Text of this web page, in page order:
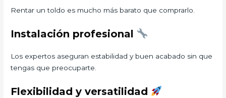
Rentar un toldo es mucho más barato que comprarlo.
Instalación profesional
Los expertos aseguran estabilidad y buen acabado sin que
tengas que preocuparte.
Flexibilidad y versatilidad